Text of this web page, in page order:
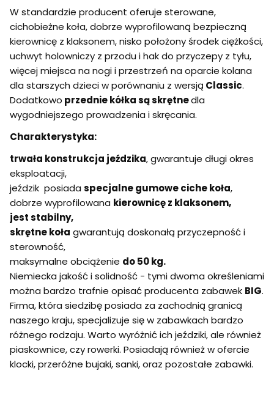
W standardzie producent oferuje sterowane,
cichobieżne koła, dobrze wyprofilowaną bezpieczną
kierownicę z klaksonem, nisko położony środek ciężkości,
uchwyt holowniczy z przodu i hak do przyczepy z tyłu,
więcej miejsca na nogi i przestrzeń na oparcie kolana
dla starszych dzieci w porównaniu z wersją Classic.
Dodatkowo przednie kółka są skrętnedla
wygodniejszego prowadzenia i skręcania.
Charakterystyka:
trwała konstrukcja jeździka, gwarantuje długi okres
eksploatacji,
jeździk posiada specjalne gumowe ciche koła,
dobrze wyprofilowana kierownicę z klaksonem,
jest stabilny,
skrętne koła gwarantują doskonałą przyczepność i
sterowność,
maksymalne obciążenie do 50 kg.
Niemiecka jakość i solidność - tymi dwoma określeniami
można bardzo trafnie opisać producenta zabawek BIG.
Firma, która siedzibę posiada za zachodnią granicą
naszego kraju, specjalizuje się w zabawkach bardzo
różnego rodzaju. Warto wyróżnić ich jeździki, ale również
piaskownice, czy rowerki. Posiadają również w ofercie
klocki, przeróżne bujaki, sanki, oraz pozostałe zabawki.